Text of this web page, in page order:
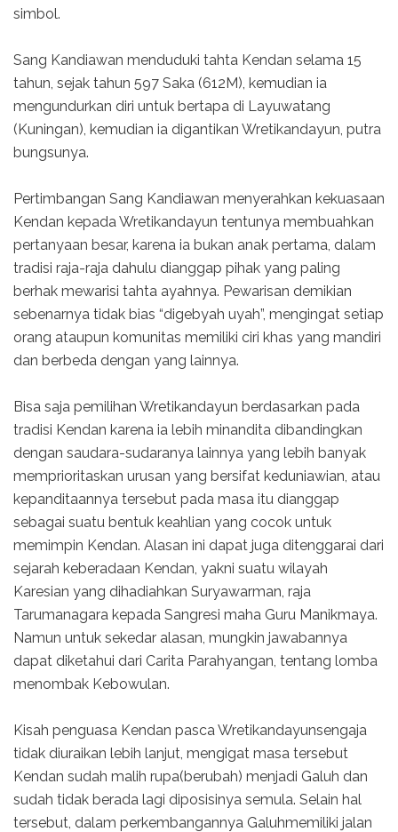
simbol.
Sang Kandiawan menduduki tahta Kendan selama 15
tahun, sejak tahun 597 Saka (612M), kemudian ia
mengundurkan diri untuk bertapa di Layuwatang
(Kuningan), kemudian ia digantikan Wretikandayun, putra
bungsunya.
Pertimbangan Sang Kandiawan menyerahkan kekuasaan
Kendan kepada Wretikandayun tentunya membuahkan
pertanyaan besar, karena ia bukan anak pertama, dalam
tradisi raja-raja dahulu dianggap pihak yang paling
berhak mewarisi tahta ayahnya. Pewarisan demikian
sebenarnya tidak bias “digebyah uyah”, mengingat setiap
orang ataupun komunitas memiliki ciri khas yang mandiri
dan berbeda dengan yang lainnya.
Bisa saja pemilihan Wretikandayun berdasarkan pada
tradisi Kendan karena ia lebih minandita dibandingkan
dengan saudara-sudaranya lainnya yang lebih banyak
memprioritaskan urusan yang bersifat keduniawian, atau
kepanditaannya tersebut pada masa itu dianggap
sebagai suatu bentuk keahlian yang cocok untuk
memimpin Kendan. Alasan ini dapat juga ditenggarai dari
sejarah keberadaan Kendan, yakni suatu wilayah
Karesian yang dihadiahkan Suryawarman, raja
Tarumanagara kepada Sangresi maha Guru Manikmaya.
Namun untuk sekedar alasan, mungkin jawabannya
dapat diketahui dari Carita Parahyangan, tentang lomba
menombak Kebowulan.
Kisah penguasa Kendan pasca Wretikandayunsengaja
tidak diuraikan lebih lanjut, mengigat masa tersebut
Kendan sudah malih rupa(berubah) menjadi Galuh dan
sudah tidak berada lagi diposisinya semula. Selain hal
tersebut, dalam perkembangannya Galuhmemiliki jalan